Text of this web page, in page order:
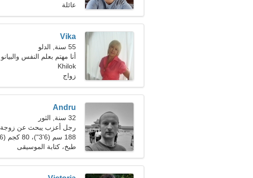
عائلة
Vika
55 سنة, الدلو
أنا مهتم بعلم النفس والبيانو
Khilok
زواج
Andru
32 سنة, الثور
رجل أعزب يبحث عن زوجة
188 سم (6'3")، 80 كجم (176 رطلا)
طبخ، كتابة الموسيقى